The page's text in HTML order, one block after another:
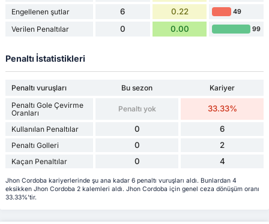
Engellenen şutlar 6 0.22 49
Verilen Penaltılar 0 0.00 99
Penaltı İstatistikleri
Penaltı vuruşları Bu sezon
Kariyer
Penaltı Gole Çevirme
Oranları
Penaltı yok 33.33%
Kullanılan Penaltılar 0 6
Penaltı Golleri 0 2
Kaçan Penaltılar 0 4
Jhon Cordoba kariyerlerinde şu ana kadar 6 penaltı vuruşları aldı. Bunlardan 4
eksikken Jhon Cordoba 2 kalemleri aldı. Jhon Cordoba için genel ceza dönüşüm oranı
33.33%'tir.